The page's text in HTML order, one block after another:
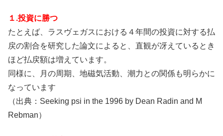
１.投資に勝つ
たとえば、ラスヴェガスにおける４年間の投資に対する払
戻の割合を研究した論文によると、直観が冴えているとき
ほど払戻額は増えています。
同様に、月の周期、地磁気活動、潮力との関係も明らかに
なっています
（出典：Seeking psi in the 1996 by Dean Radin and M
Rebman）